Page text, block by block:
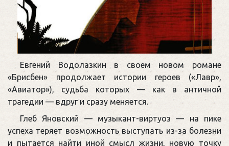
Евгений Водолазкин в своем новом романе
«Брисбен» продолжает истории героев («Лавр»,
«Авиатор»), судьба которых — как в античной
трагедии — вдруг и сразу меняется.
Глеб Яновский — музыкант-виртуоз — на пике
успеха теряет возможность выступать из-за болезни
и пытается найти иной смысл жизни, новую точку